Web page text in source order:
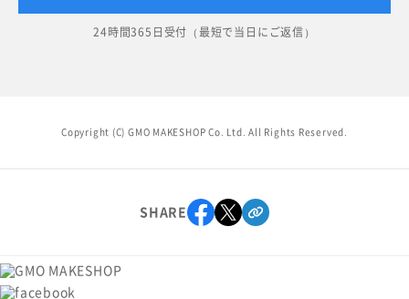
24時間365日受付（最短で当日にご返信）
Copyright (C) GMO MAKESHOP Co. Ltd. All Rights Reserved.
SHARE